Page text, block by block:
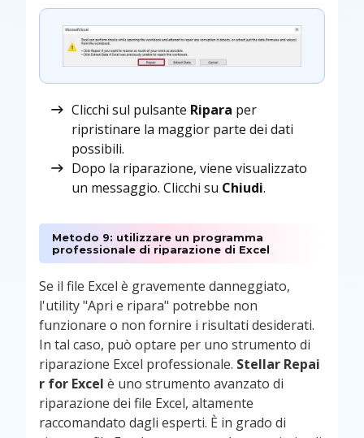
Clicchi sul pulsante Ripara per
ripristinare la maggior parte dei dati
possibili.
Dopo la riparazione, viene visualizzato
un messaggio. Clicchi su Chiudi.
Metodo 9: utilizzare un programma
professionale di riparazione di Excel
Se il file Excel è gravemente danneggiato,
l'utility "Apri e ripara" potrebbe non
funzionare o non fornire i risultati desiderati.
In tal caso, può optare per uno strumento di
riparazione Excel professionale. Stellar Repai
r for Excel è uno strumento avanzato di
riparazione dei file Excel, altamente
raccomandato dagli esperti. È in grado di